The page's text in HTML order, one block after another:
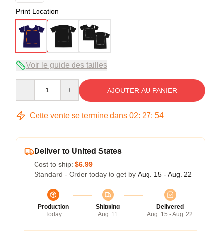
Print Location
Voir le guide des tailles
AJOUTER AU PANIER
Cette vente se termine dans 02: 27: 53
Deliver to United States
Cost to ship: $6.99
Standard - Order today to get by Aug. 15 - Aug. 22
Production
Today
Shipping
Aug. 11
Delivered
Aug. 15 - Aug. 22